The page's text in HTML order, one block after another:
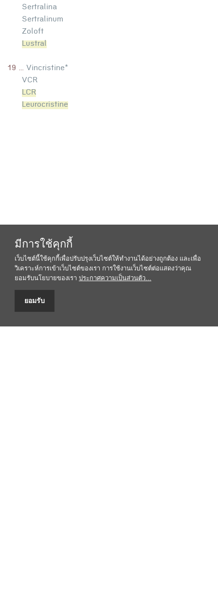
Sertralina
Sertralinum
Zoloft
Lustral
19 ... Vincristine*
VCR
LCR
Leurocristine
มีการใช้คุกกี้
เว็บไซต์นี้ใช้คุกกี้เพื่อปรับปรุงเว็บไซต์ให้ทำงานได้อย่างถูกต้อง และเพื่อ
วิเคราะห์การเข้าเว็บไซต์ของเรา การใช้งานเว็บไซต์ต่อแสดงว่าคุณ
ยอมรับนโยบายของเรา ประกาศความเป็นส่วนตัว...
ยอมรับ